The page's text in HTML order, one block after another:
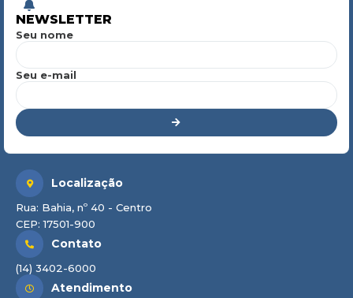
NEWSLETTER
Seu nome
Seu e-mail
Localização
Rua: Bahia, nº 40 - Centro
CEP: 17501-900
Contato
(14) 3402-6000
Atendimento